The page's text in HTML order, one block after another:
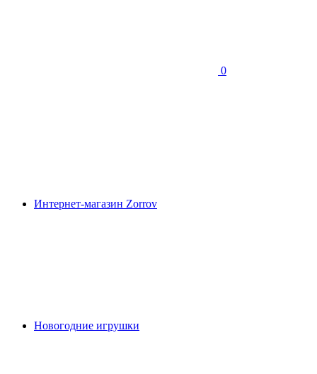
0
Интернет-магазин Zorrov
Новогодние игрушки